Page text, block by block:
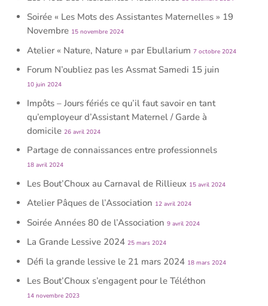
Soirée « Les Mots des Assistantes Maternelles » 19
Novembre 15 novembre 2024
Atelier « Nature, Nature » par Ebullarium 7 octobre 2024
Forum N’oubliez pas les Assmat Samedi 15 juin
10 juin 2024
Impôts – Jours fériés ce qu’il faut savoir en tant
qu’employeur d’Assistant Maternel / Garde à
domicile 26 avril 2024
Partage de connaissances entre professionnels
18 avril 2024
Les Bout’Choux au Carnaval de Rillieux 15 avril 2024
Atelier Pâques de l’Association 12 avril 2024
Soirée Années 80 de l’Association 9 avril 2024
La Grande Lessive 2024 25 mars 2024
Défi la grande lessive le 21 mars 2024 18 mars 2024
Les Bout’Choux s’engagent pour le Téléthon
14 novembre 2023